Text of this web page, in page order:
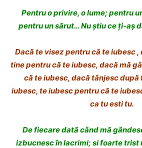
Pentru o privire, o lume; pentru
pentru un sărut…Nu știu ce ți-aș
Dacă te visez pentru că te iubesc,
tine pentru că te iubesc, dacă mă
că te iubesc, dacă tânjesc după
iubesc, te iubesc pentru că te
ca tu esti tu.
De fiecare dată când mă
izbucnesc în lacrimi; si foarte trist